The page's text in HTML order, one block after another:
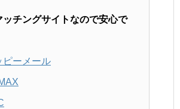
ッチングサイトなので安心で
ピーメール